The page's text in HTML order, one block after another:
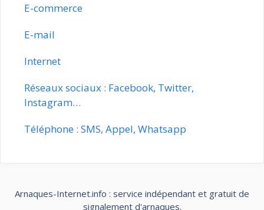
E-commerce
E-mail
Internet
Réseaux sociaux : Facebook, Twitter,
Instagram…
Téléphone : SMS, Appel, Whatsapp
Arnaques-Internet.info : service indépendant et gratuit de
signalement d'arnaques.